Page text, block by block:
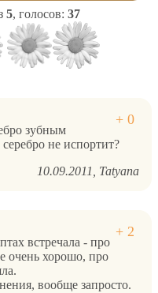
5, голосов: 37
зубным
не испортит?
10.09.2011 Tatyana
встречала - про
очень хорошо, про
вообще запросто.